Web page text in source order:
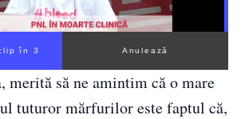
în 2 Anulează
merită să ne amintim că o mare
tuturor mărfurilor este faptul că,